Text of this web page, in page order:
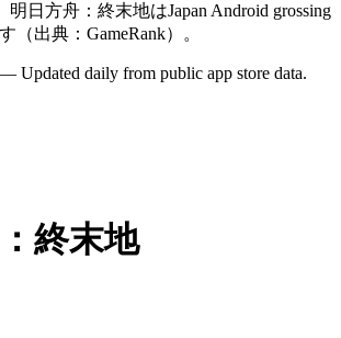
明日方舟：終末地はJapan Android grossing
（出典：GameRank）。
Updated daily from public app store data.
終末地